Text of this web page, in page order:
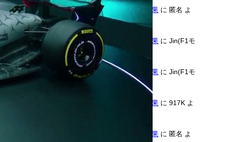
2026年F1第11戦ハンガリーGP決勝結果 に 匿名 よ
り
2026年F1第11戦ハンガリーGP決勝結果 にJin(F1モ
タスポGP管理人)
より
2026年F1第11戦ハンガリーGP決勝結果 にJin(F1モ
2026年F1第11戦ハンガリーGP決勝結果 に917K よ
2026年F1第11戦ハンガリーGP決勝結果 に 匿名 よ